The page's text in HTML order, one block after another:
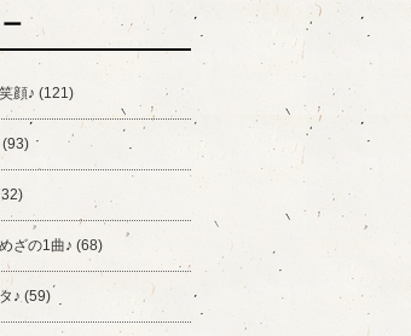
顔♪ (121)
(93)
ざの1曲♪ (68)
♪ (59)